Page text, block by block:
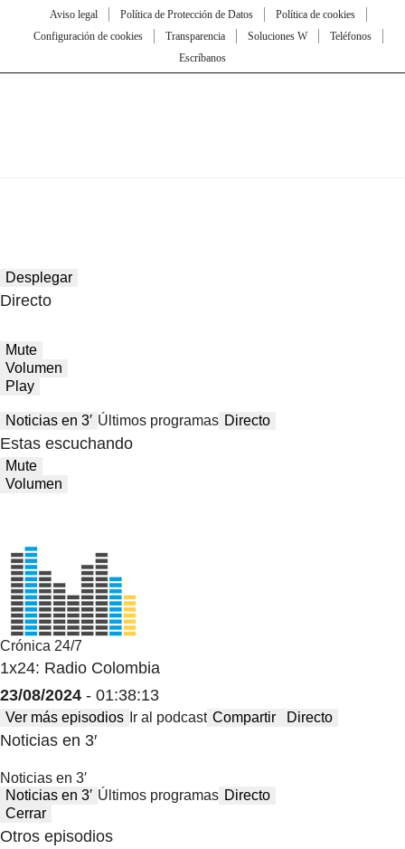
Aviso legal Política de Protección de Datos
Política de cookies
Configuración de cookies
Transparencia Soluciones W
Teléfonos
Escríbanos
Desplegar
Directo
Mute
Volumen
Play
Noticias en 3′ Últimos programas Directo
Estas escuchando
Mute
Volumen
Crónica 24/7
1x24: Radio Colombia
23/08/2024 - 01:38:13
Ver más episodios Ir al podcast Compartir Directo
Noticias en 3′
Noticias en 3′
Noticias en 3′ Últimos programas Directo
Cerrar
Otros episodios